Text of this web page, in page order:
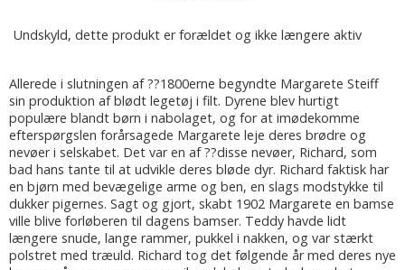
Undskyld, dette produkt er forældet og ikke længere aktiv
Allerede i slutningen af ??1800erne begyndte Margarete Steiff
sin produktion af blødt legetøj i filt. Dyrene blev hurtigt
populære blandt børn i nabolaget, og for at imødekomme
efterspørgslen forårsagede Margarete leje deres brødre og
nevøer i selskabet. Det var en af ??disse nevøer, Richard, som
bad hans tante til at udvikle deres bløde dyr. Richard faktisk har
en bjørn med bevægelige arme og ben, en slags modstykke til
dukker pigernes. Sagt og gjort, skabt 1902 Margarete en bamse
ville blive forløberen til dagens bamser. Teddy havde lidt
længere snude, lange rammer, pukkel i nakken, og var stærkt
polstret med træuld. Richard tog det følgende år med deres nye